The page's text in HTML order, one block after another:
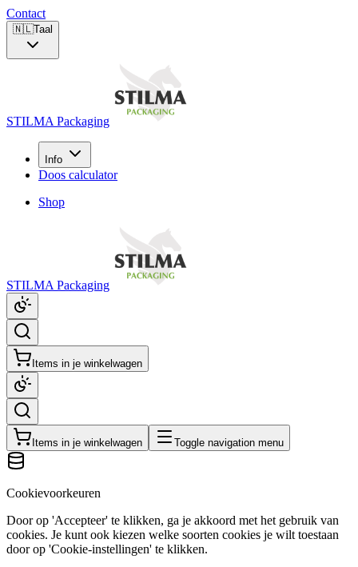
Contact
🇳🇱Taal
STILMA Packaging
Info
Doos calculator
Shop
STILMA Packaging
Items in je winkelwagen
Items in je winkelwagen Toggle navigation menu
Cookievoorkeuren
Door op 'Accepteer' te klikken, ga je akkoord met het gebruik van
cookies. Je kunt ook kiezen welke soorten cookies je wilt toestaan
door op 'Cookie-instellingen' te klikken.